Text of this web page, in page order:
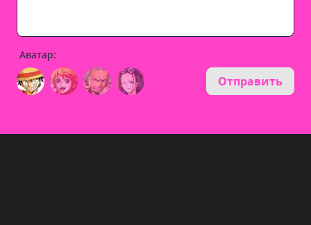
Аватар:
Отправить